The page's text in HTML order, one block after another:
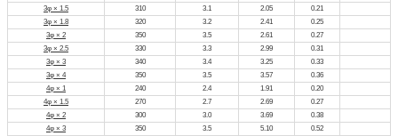
3φ × 1.5
310 3.1 2.05
0.21
3φ × 1.8
320 3.2 2.41
0.25
3φ × 2
350 3.5 2.61
0.27
3φ × 2.5
330 3.3 2.99
0.31
3φ × 3
340 3.4 3.25
0.33
3φ × 4
350 3.5 3.57
0.36
4φ × 1
240 2.4 1.91
0.20
4φ × 1.5
270 2.7 2.69
0.27
4φ × 2
300 3.0 3.69
0.38
4φ × 3
350 3.5 5.10
0.52